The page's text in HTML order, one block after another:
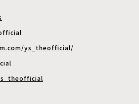
ys_theofficial/